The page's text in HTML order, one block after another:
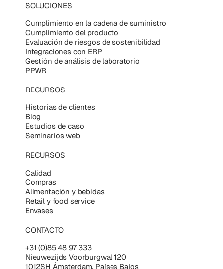
SOLUCIONES
Cumplimiento en la cadena de suministro
Cumplimiento del producto
Evaluación de riesgos de sostenibilidad
Integraciones con ERP
Gestión de análisis de laboratorio
PPWR
RECURSOS
Historias de clientes
Blog
Estudios de caso
Seminarios web
CONTACTO
+31 (0)85 48 97 333
Nieuwezijds Voorburgwal 120
1012SH Ámsterdam, Países Bajos
RECURSOS
Calidad
Compras
Alimentación y bebidas
Retail y food service
Envases